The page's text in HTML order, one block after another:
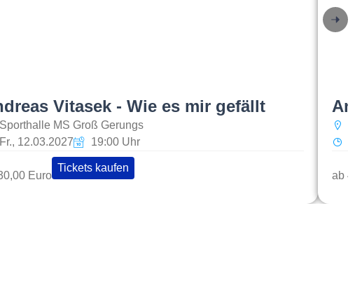
Vitasek - Wie es mir gefällt
Sporthalle MS Groß Gerungs
Fr., 12.03.2027
19:00 Uhr
Euro
Tickets kaufen
ab